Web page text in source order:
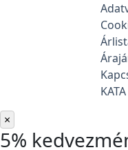
×
5%